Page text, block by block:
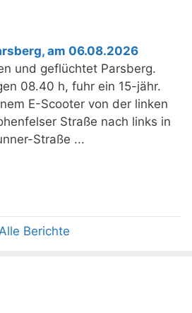
am 06.08.2026
und geflüchtet Parsberg.
08.40 h, fuhr ein 15-jähr.
E-Scooter von der linken
Straße nach links in
Straße ...
Alle Berichte